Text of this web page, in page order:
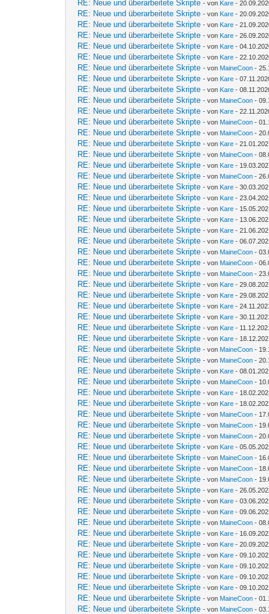
RE: Neue und überarbeitete Skripte - von Kare -
RE: Neue und überarbeitete Skripte - von Kare -
RE: Neue und überarbeitete Skripte - von Kare -
RE: Neue und überarbeitete Skripte - von Kare -
RE: Neue und überarbeitete Skripte - von Kare -
RE: Neue und überarbeitete Skripte - von Kare -
RE: Neue und überarbeitete Skripte - von MaineCoon -
RE: Neue und überarbeitete Skripte - von Kare -
RE: Neue und überarbeitete Skripte - von Kare -
RE: Neue und überarbeitete Skripte - von MaineCoon -
RE: Neue und überarbeitete Skripte - von Kare -
RE: Neue und überarbeitete Skripte - von MaineCoon -
RE: Neue und überarbeitete Skripte - von MaineCoon -
RE: Neue und überarbeitete Skripte - von Kare -
RE: Neue und überarbeitete Skripte - von MaineCoon -
RE: Neue und überarbeitete Skripte - von Kare -
RE: Neue und überarbeitete Skripte - von MaineCoon -
RE: Neue und überarbeitete Skripte - von Kare -
RE: Neue und überarbeitete Skripte - von Kare -
RE: Neue und überarbeitete Skripte - von Kare -
RE: Neue und überarbeitete Skripte - von Kare -
RE: Neue und überarbeitete Skripte - von Kare -
RE: Neue und überarbeitete Skripte - von Kare -
RE: Neue und überarbeitete Skripte - von MaineCoon -
RE: Neue und überarbeitete Skripte - von MaineCoon -
RE: Neue und überarbeitete Skripte - von MaineCoon -
RE: Neue und überarbeitete Skripte - von Kare -
RE: Neue und überarbeitete Skripte - von Kare -
RE: Neue und überarbeitete Skripte - von Kare -
RE: Neue und überarbeitete Skripte - von Kare -
RE: Neue und überarbeitete Skripte - von Kare -
RE: Neue und überarbeitete Skripte - von Kare -
RE: Neue und überarbeitete Skripte - von MaineCoon -
RE: Neue und überarbeitete Skripte - von MaineCoon -
RE: Neue und überarbeitete Skripte - von Kare -
RE: Neue und überarbeitete Skripte - von MaineCoon -
RE: Neue und überarbeitete Skripte - von Kare -
RE: Neue und überarbeitete Skripte - von Kare -
RE: Neue und überarbeitete Skripte - von MaineCoon -
RE: Neue und überarbeitete Skripte - von MaineCoon -
RE: Neue und überarbeitete Skripte - von MaineCoon -
RE: Neue und überarbeitete Skripte - von Kare -
RE: Neue und überarbeitete Skripte - von MaineCoon -
RE: Neue und überarbeitete Skripte - von MaineCoon -
RE: Neue und überarbeitete Skripte - von MaineCoon -
RE: Neue und überarbeitete Skripte - von Kare -
RE: Neue und überarbeitete Skripte - von Kare -
RE: Neue und überarbeitete Skripte - von Kare -
RE: Neue und überarbeitete Skripte - von MaineCoon -
RE: Neue und überarbeitete Skripte - von Kare -
RE: Neue und überarbeitete Skripte - von Kare -
RE: Neue und überarbeitete Skripte - von Kare -
RE: Neue und überarbeitete Skripte - von Kare -
RE: Neue und überarbeitete Skripte - von Kare -
RE: Neue und überarbeitete Skripte - von Kare -
RE: Neue und überarbeitete Skripte - von MaineCoon -
RE: Neue und überarbeitete Skripte - von MaineCoon -